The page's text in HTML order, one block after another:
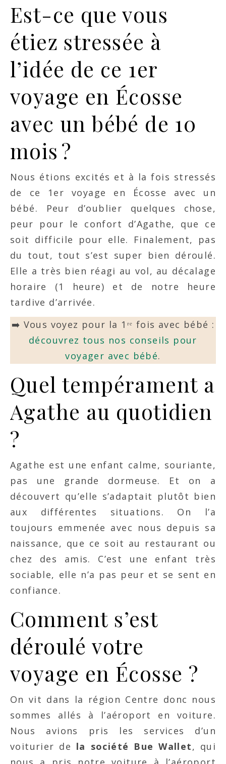
Est-ce que vous
étiez stressée à
l’idée de ce 1er
voyage en Écosse
avec un bébé de 10
mois ?
Nous étions excités et à la fois stressés
de ce 1er voyage en Écosse avec un
bébé. Peur d’oublier quelques chose,
peur pour le confort d’Agathe, que ce
soit difficile pour elle. Finalement, pas
du tout, tout s’est super bien déroulé.
Elle a très bien réagi au vol, au décalage
horaire (1 heure) et de notre heure
tardive d’arrivée.
➡️ Vous voyez pour la 1ʳᵉ fois avec bébé :
découvrez tous nos conseils pour
voyager avec bébé.
Quel tempérament a
Agathe au quotidien
?
Agathe est une enfant calme, souriante,
pas une grande dormeuse. Et on a
découvert qu’elle s’adaptait plutôt bien
aux différentes situations. On l’a
toujours emmenée avec nous depuis sa
naissance, que ce soit au restaurant ou
chez des amis. C’est une enfant très
sociable, elle n’a pas peur et se sent en
confiance.
Comment s’est
déroulé votre
voyage en Écosse ?
On vit dans la région Centre donc nous
sommes allés à l’aéroport en voiture.
Nous avions pris les services d’un
voiturier de la société Bue Wallet, qui